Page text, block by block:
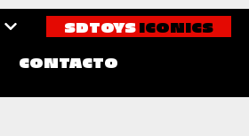
SDTOYS ICONICS
CONTACTO